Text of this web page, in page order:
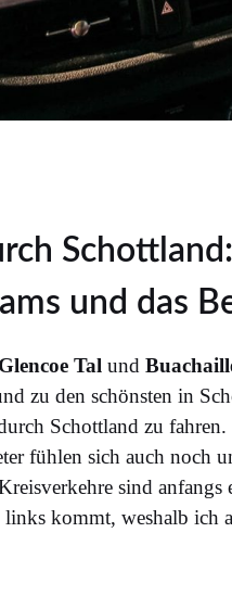
und das
Glencoe Tal und
zu den schönsten in
Schottland zu
fühlen sich auch noch
sind
links kommt, weshalb ich